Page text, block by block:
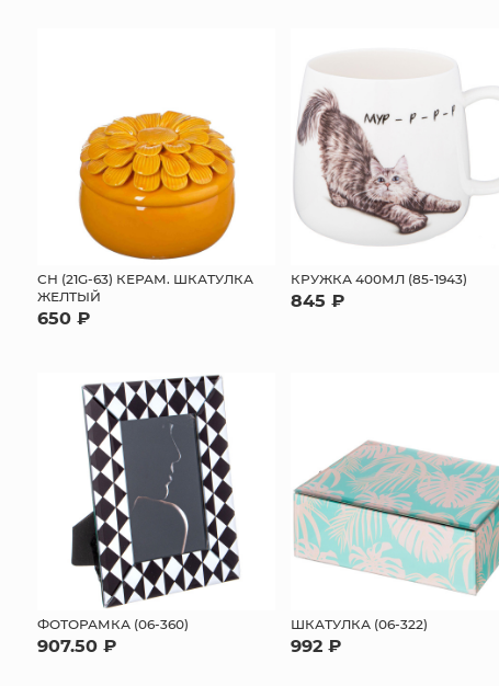
СН (21G-63) КЕРАМ. ШКАТУЛКА
ЖЕЛТЫЙ
650 ₽
КРУЖКА 400МЛ (85-1943)
845 ₽
ФОТОРАМКА (06-360)
907.50 ₽
ШКАТУЛКА (06-322)
992 ₽